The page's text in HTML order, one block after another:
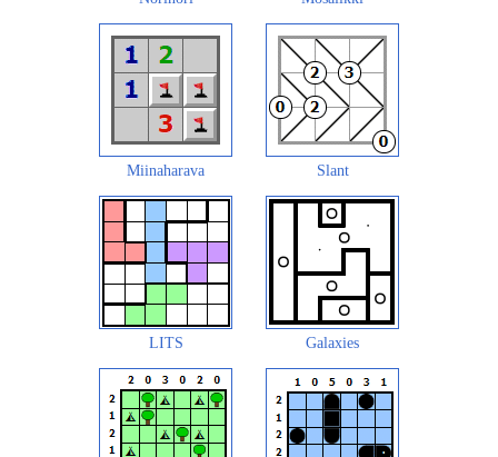
Miinaharava Slant
LITS Galaxies